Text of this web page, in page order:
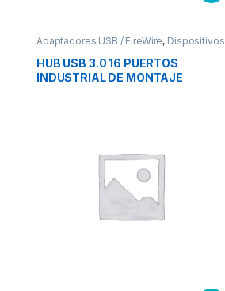
Adaptadores USB / FireWire, Dispositivos
de Entrada / Salida
HUB USB 3.0 16 PUERTOS
INDUSTRIAL DE MONTAJE